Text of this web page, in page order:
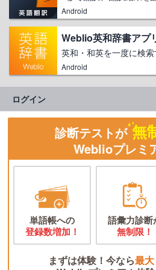
Android
Weblio英和辞書アプ
英和・和英を一度に検
Android
ログイン
診断テストが 無
Weblioプレミ
単語帳への
登録数増加！
語彙力診断
無制限！
まずは体験！今なら最